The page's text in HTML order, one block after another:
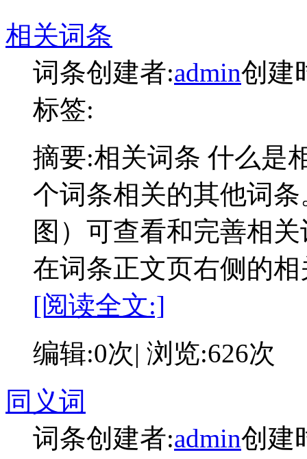
相关词条
词条创建者:admin创建
标签:
摘要:相关词条 什么是
个词条相关的其他词
图）可查看和完善相
在词条正文页右侧的
[阅读全文:]
编辑:0次| 浏览:626次
同义词
词条创建者:admin创建